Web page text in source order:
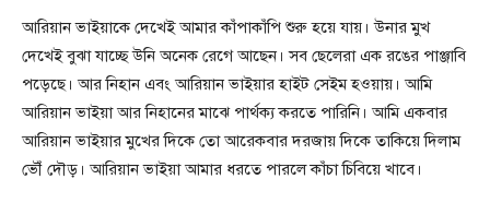
আরিয়ান ভাইয়াকে দেখেই আমার কাঁপাকাঁপি শুরু হয়ে যায়। উনার মুখ
দেখেই বুঝা যাচ্ছে উনি অনেক রেগে আছেন। সব ছেলেরা এক রঙের পাঞ্জাবি
পড়েছে। আর নিহান এবং আরিয়ান ভাইয়ার হাইট সেইম হওয়ায়। আমি
আরিয়ান ভাইয়া আর নিহানের মাঝে পার্থক্য করতে পারিনি। আমি একবার
আরিয়ান ভাইয়ার মুখের দিকে তো আরেকবার দরজায় দিকে তাকিয়ে দিলাম
ভৌঁ দৌড়। আরিয়ান ভাইয়া আমার ধরতে পারলে কাঁচা চিবিয়ে খাবে।